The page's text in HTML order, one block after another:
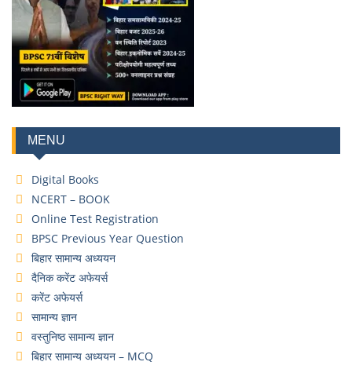
MENU
Digital Books
NCERT – BOOK
Online Test Registration
BPSC Previous Year Question
बिहार सामान्य अध्ययन
दैनिक करेंट अफेयर्स
करेंट अफेयर्स
सामान्य ज्ञान
वस्तुनिष्ठ सामान्य ज्ञान
बिहार सामान्य अध्ययन – MCQ